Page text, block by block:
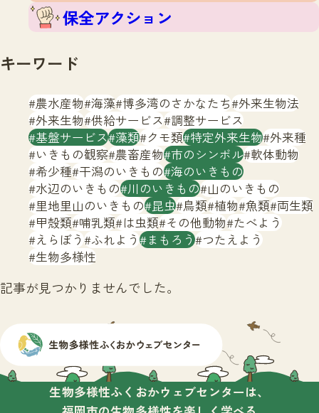
サイトマップ
保全アクション
キーワード
農水産物 海藻 博多湾のさかなたち 外来生物法
外来生物 供給サービス 調整サービス
基盤サービス 藻類 クモ類 特定外来生物 外来種
いきもの観察 農畜産物 市のシンボル 軟体動物
希少種 干潟のいきもの 海のいきもの
水辺のいきもの 川のいきもの 山のいきもの
里地里山のいきもの 昆虫 鳥類 植物 魚類 両生類
甲殻類 哺乳類 は虫類 その他動物 たべよう
えらぼう ふれよう まもろう つたえよう
生物多様性
記事が見つかりませんでした。
生物多様性ふくおかウェブセンターは、